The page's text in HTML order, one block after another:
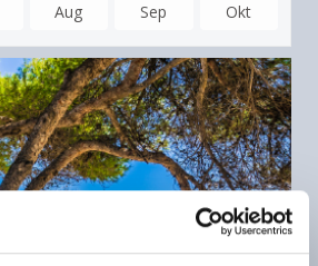
Aug Sep Okt